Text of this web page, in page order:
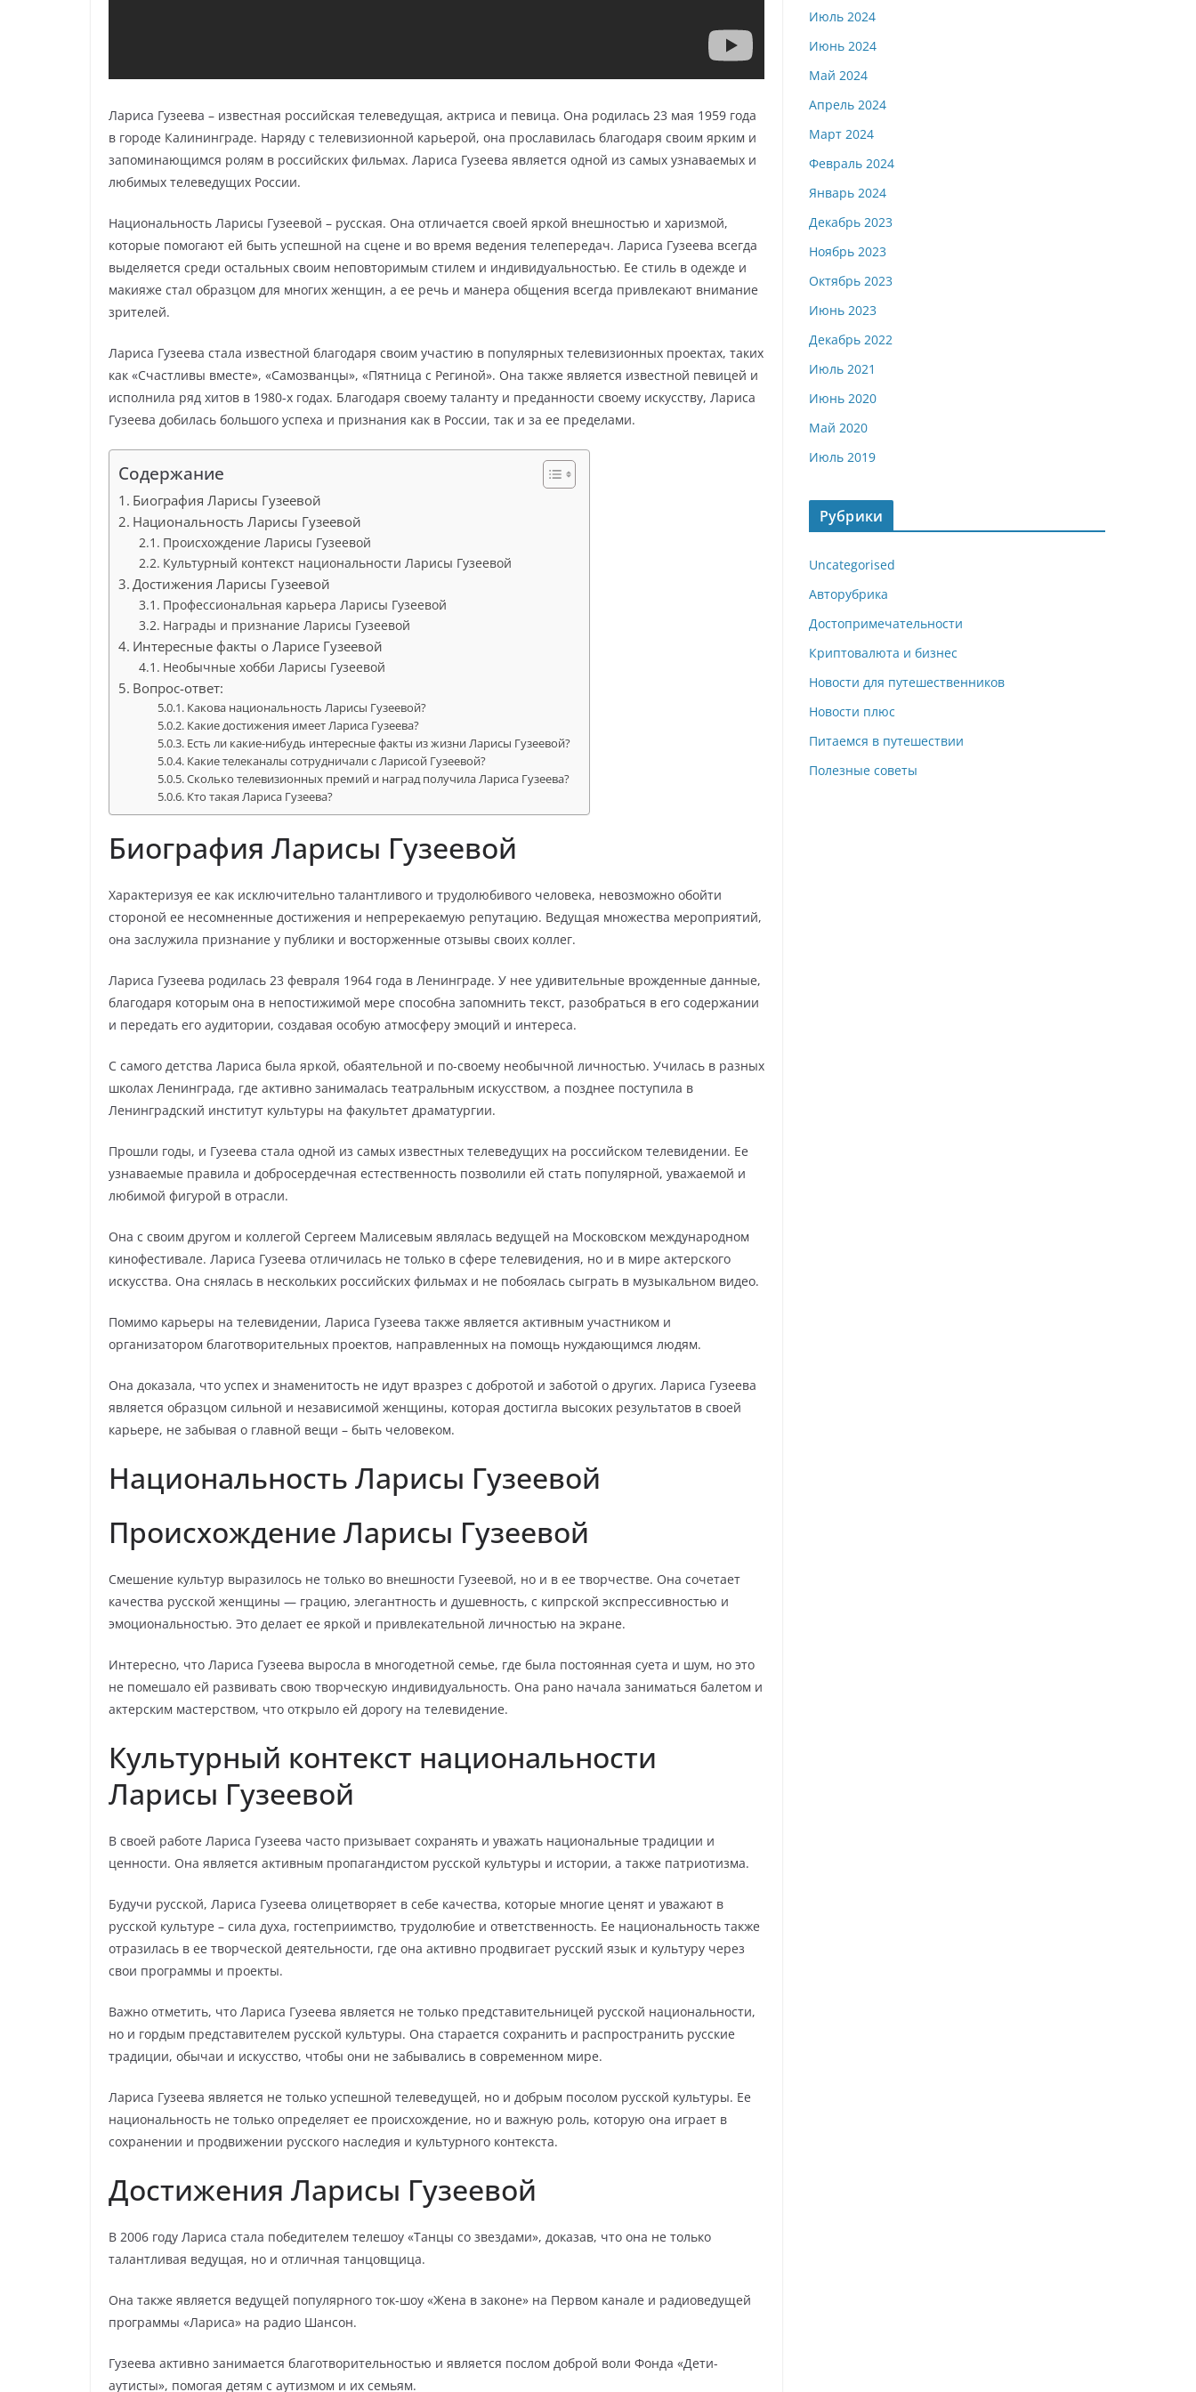
Лариса Гузеева – известная российская телеведущая, актриса и певица. Она родилась 23 мая 1959 года
в городе Калининграде. Наряду с телевизионной карьерой, она прославилась благодаря своим ярким и
запоминающимся ролям в российских фильмах. Лариса Гузеева является одной из самых узнаваемых и
любимых телеведущих России.
Национальность Ларисы Гузеевой – русская. Она отличается своей яркой внешностью и харизмой,
которые помогают ей быть успешной на сцене и во время ведения телепередач. Лариса Гузеева всегда
выделяется среди остальных своим неповторимым стилем и индивидуальностью. Ее стиль в одежде и
макияже стал образцом для многих женщин, а ее речь и манера общения всегда привлекают внимание
зрителей.
Лариса Гузеева стала известной благодаря своим участию в популярных телевизионных проектах, таких
как «Счастливы вместе», «Самозванцы», «Пятница с Региной». Она также является известной певицей и
исполнила ряд хитов в 1980-х годах. Благодаря своему таланту и преданности своему искусству, Лариса
Гузеева добилась большого успеха и признания как в России, так и за ее пределами.
Содержание
Биография Ларисы Гузеевой
Национальность Ларисы Гузеевой
Происхождение Ларисы Гузеевой
Культурный контекст национальности Ларисы Гузеевой
Достижения Ларисы Гузеевой
Профессиональная карьера Ларисы Гузеевой
Награды и признание Ларисы Гузеевой
Интересные факты о Ларисе Гузеевой
Необычные хобби Ларисы Гузеевой
Вопрос-ответ:
Какова национальность Ларисы Гузеевой?
Какие достижения имеет Лариса Гузеева?
Есть ли какие-нибудь интересные факты из жизни Ларисы Гузеевой?
Какие телеканалы сотрудничали с Ларисой Гузеевой?
Сколько телевизионных премий и наград получила Лариса Гузеева?
Кто такая Лариса Гузеева?
Биография Ларисы Гузеевой
Характеризуя ее как исключительно талантливого и трудолюбивого человека, невозможно обойти
стороной ее несомненные достижения и непререкаемую репутацию. Ведущая множества мероприятий,
она заслужила признание у публики и восторженные отзывы своих коллег.
Лариса Гузеева родилась 23 февраля 1964 года в Ленинграде. У нее удивительные врожденные данные,
благодаря которым она в непостижимой мере способна запомнить текст, разобраться в его содержании
и передать его аудитории, создавая особую атмосферу эмоций и интереса.
С самого детства Лариса была яркой, обаятельной и по-своему необычной личностью. Училась в разных
школах Ленинграда, где активно занималась театральным искусством, а позднее поступила в
Ленинградский институт культуры на факультет драматургии.
Прошли годы, и Гузеева стала одной из самых известных телеведущих на российском телевидении. Ее
узнаваемые правила и добросердечная естественность позволили ей стать популярной, уважаемой и
любимой фигурой в отрасли.
Она с своим другом и коллегой Сергеем Малисевым являлась ведущей на Московском международном
кинофестивале. Лариса Гузеева отличилась не только в сфере телевидения, но и в мире актерского
искусства. Она снялась в нескольких российских фильмах и не побоялась сыграть в музыкальном видео.
Помимо карьеры на телевидении, Лариса Гузеева также является активным участником и
организатором благотворительных проектов, направленных на помощь нуждающимся людям.
Она доказала, что успех и знаменитость не идут вразрез с добротой и заботой о других. Лариса Гузеева
является образцом сильной и независимой женщины, которая достигла высоких результатов в своей
карьере, не забывая о главной вещи – быть человеком.
Национальность Ларисы Гузеевой
Происхождение Ларисы Гузеевой
Смешение культур выразилось не только во внешности Гузеевой, но и в ее творчестве. Она сочетает
качества русской женщины — грацию, элегантность и душевность, с кипрской экспрессивностью и
эмоциональностью. Это делает ее яркой и привлекательной личностью на экране.
Интересно, что Лариса Гузеева выросла в многодетной семье, где была постоянная суета и шум, но это
не помешало ей развивать свою творческую индивидуальность. Она рано начала заниматься балетом и
актерским мастерством, что открыло ей дорогу на телевидение.
Культурный контекст национальности
Ларисы Гузеевой
В своей работе Лариса Гузеева часто призывает сохранять и уважать национальные традиции и
ценности. Она является активным пропагандистом русской культуры и истории, а также патриотизма.
Будучи русской, Лариса Гузеева олицетворяет в себе качества, которые многие ценят и уважают в
русской культуре – сила духа, гостеприимство, трудолюбие и ответственность. Ее национальность также
отразилась в ее творческой деятельности, где она активно продвигает русский язык и культуру через
свои программы и проекты.
Важно отметить, что Лариса Гузеева является не только представительницей русской национальности,
но и гордым представителем русской культуры. Она старается сохранить и распространить русские
традиции, обычаи и искусство, чтобы они не забывались в современном мире.
Лариса Гузеева является не только успешной телеведущей, но и добрым посолом русской культуры. Ее
национальность не только определяет ее происхождение, но и важную роль, которую она играет в
сохранении и продвижении русского наследия и культурного контекста.
Достижения Ларисы Гузеевой
В 2006 году Лариса стала победителем телешоу «Танцы со звездами», доказав, что она не только
талантливая ведущая, но и отличная танцовщица.
Она также является ведущей популярного ток-шоу «Жена в законе» на Первом канале и радиоведущей
программы «Лариса» на радио Шансон.
Гузеева активно занимается благотворительностью и является послом доброй воли Фонда «Дети-
аутисты», помогая детям с аутизмом и их семьям.
Июль 2024
Июнь 2024
Май 2024
Апрель 2024
Март 2024
Февраль 2024
Январь 2024
Декабрь 2023
Ноябрь 2023
Октябрь 2023
Июнь 2023
Декабрь 2022
Июль 2021
Июнь 2020
Май 2020
Июль 2019
Рубрики
Uncategorised
Авторубрика
Достопримечательности
Криптовалюта и бизнес
Новости для путешественников
Новости плюс
Питаемся в путешествии
Полезные советы